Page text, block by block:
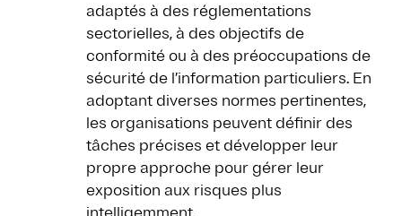
adaptés à des réglementations
sectorielles, à des objectifs de
conformité ou à des préoccupations de
sécurité de l’information particuliers. En
adoptant diverses normes pertinentes,
les organisations peuvent définir des
tâches précises et développer leur
propre approche pour gérer leur
exposition aux risques plus